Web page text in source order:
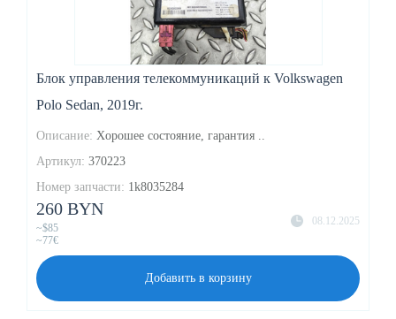
Блок управления телекоммуникаций к Volkswagen
Polo Sedan, 2019г.
Описание: Xорошее состояние, гарантия ..
Артикул: 370223
Номер запчасти: 1k8035284
08.12.2025
260 BYN
~$85
~77€
Добавить в корзину